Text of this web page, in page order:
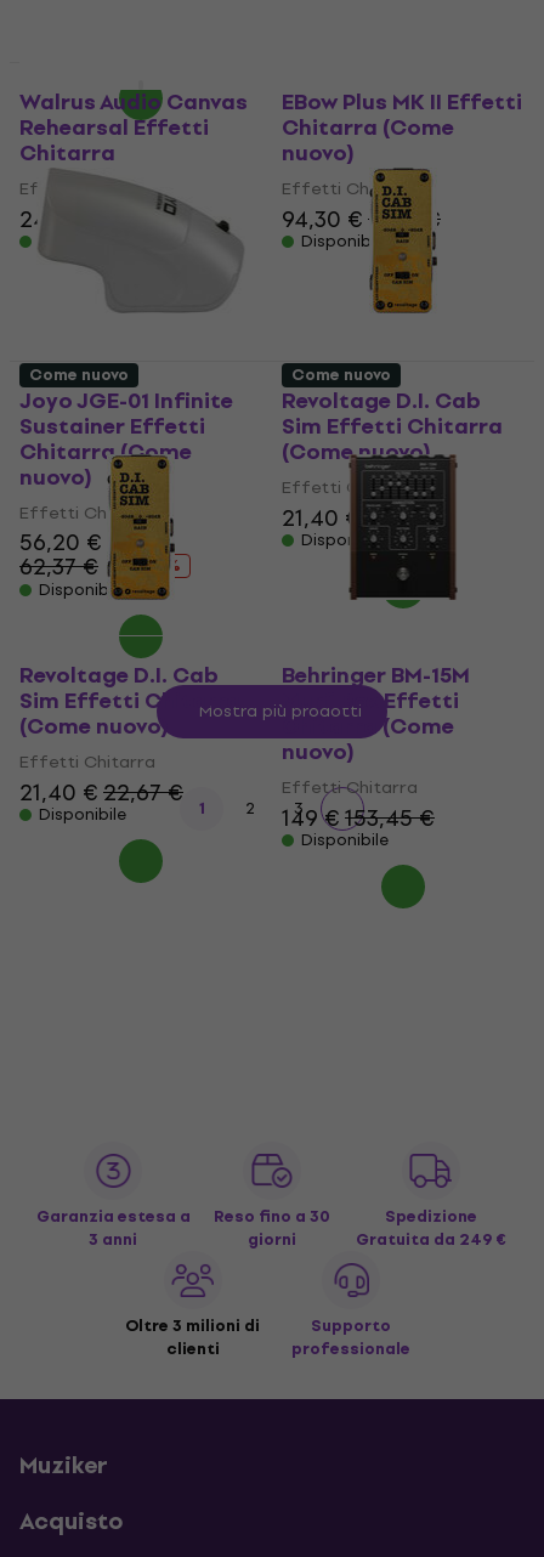
Walrus Audio Canvas
Rehearsal Effetti
Chitarra
Effetti Chitarra
247 €
EBow Plus MK II Effetti
Chitarra (Come
nuovo)
Effetti Chitarra
94,30 €97,91 €
Disponibile
Joyo JGE-01 Infinite
Sustainer Effetti
Chitarra (Come
nuovo)
Effetti Chitarra
56,20 €
62,37 €
- 10 %
Disponibile
Revoltage D.I. Cab
Sim Effetti Chitarra
(Come nuovo)
Effetti Chitarra
21,40 € 22,67 €
Disponibile
Come nuovo
Revoltage D.I. Cab
Sim Effetti Chitarra
(Come nuovo)
Effetti Chitarra
21,40 €22,67 €
Disponibile
Come nuovo
Behringer BM-15M
Murf Box Effetti
Chitarra (Come
nuovo)
Effetti Chitarra
149 €153,45 €
Disponibile
Mostra più prodotti
1 2 3
Garanzia estesa a
3 anni
Reso fino a 30
giorni
Spedizione
Gratuita da 249 €
Oltre 3 milioni di
clienti
Supporto
professionale
Muziker
Acquisto